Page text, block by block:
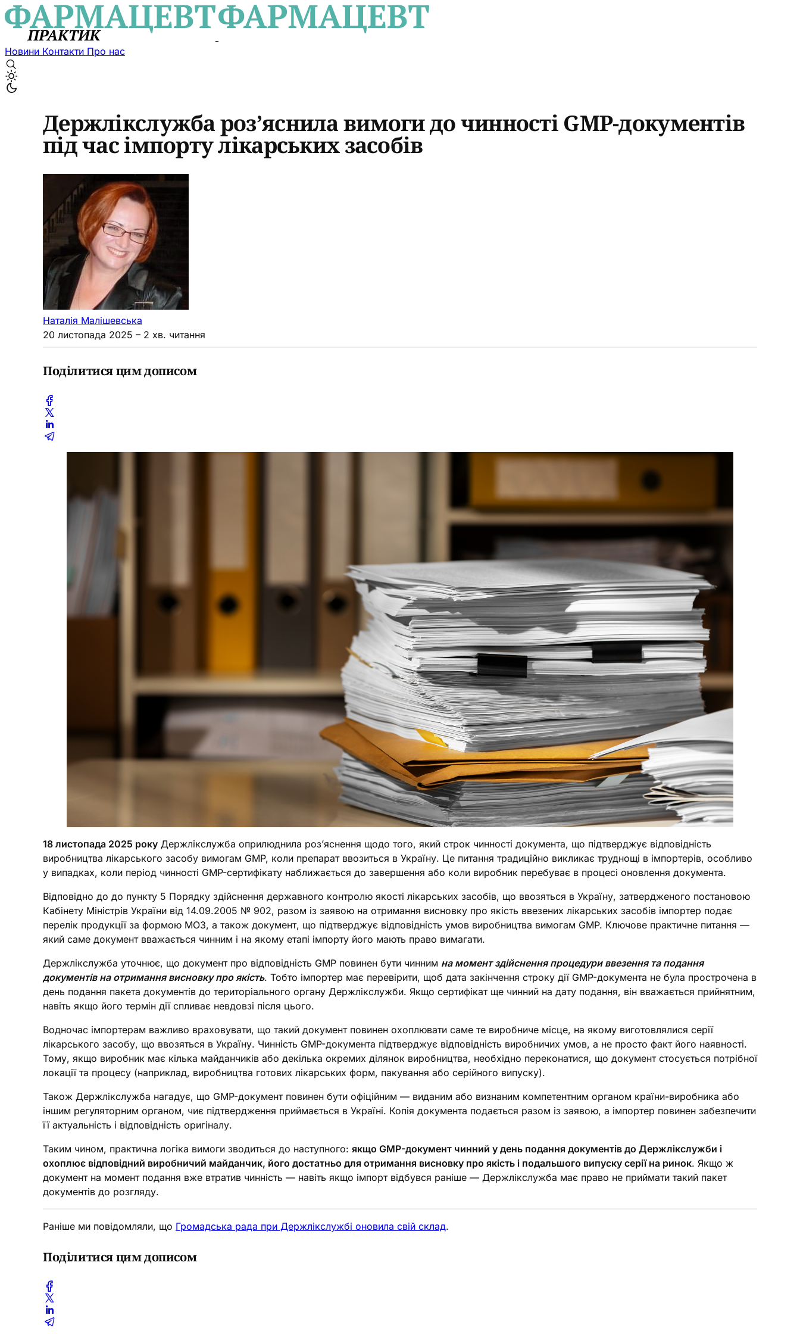
Новини Контакти Про нас
Держлікслужба роз’яснила вимоги до чинності GMP-документів
під час імпорту лікарських засобів
Наталія Малішевська
20 листопада 2025 – 2 хв. читання
Поділитися цим дописом
18 листопада 2025 року Держлікслужба оприлюднила роз’яснення щодо того, який строк чинності документа, що підтверджує відповідність
виробництва лікарського засобу вимогам GMP, коли препарат ввозиться в Україну. Це питання традиційно викликає труднощі в імпортерів, особливо
у випадках, коли період чинності GMP-сертифікату наближається до завершення або коли виробник перебуває в процесі оновлення документа.
Відповідно до до пункту 5 Порядку здійснення державного контролю якості лікарських засобів, що ввозяться в Україну, затвердженого постановою
Кабінету Міністрів України від 14.09.2005 № 902, разом із заявою на отримання висновку про якість ввезених лікарських засобів імпортер подає
перелік продукції за формою МОЗ, а також документ, що підтверджує відповідність умов виробництва вимогам GMP. Ключове практичне питання —
який саме документ вважається чинним і на якому етапі імпорту його мають право вимагати.
Держлікслужба уточнює, що документ про відповідність GMP повинен бути чинним на момент здійснення процедури ввезення та подання
документів на отримання висновку про якість. Тобто імпортер має перевірити, щоб дата закінчення строку дії GMP-документа не була прострочена в
день подання пакета документів до територіального органу Держлікслужби. Якщо сертифікат ще чинний на дату подання, він вважається прийнятним,
навіть якщо його термін дії спливає невдовзі після цього.
Водночас імпортерам важливо враховувати, що такий документ повинен охоплювати саме те виробниче місце, на якому виготовлялися серії
лікарського засобу, що ввозяться в Україну. Чинність GMP-документа підтверджує відповідність виробничих умов, а не просто факт його наявності.
Тому, якщо виробник має кілька майданчиків або декілька окремих ділянок виробництва, необхідно переконатися, що документ стосується потрібної
локації та процесу (наприклад, виробництва готових лікарських форм, пакування або серійного випуску).
Також Держлікслужба нагадує, що GMP-документ повинен бути офіційним — виданим або визнаним компетентним органом країни-виробника або
іншим регуляторним органом, чиє підтвердження приймається в Україні. Копія документа подається разом із заявою, а імпортер повинен забезпечити
її актуальність і відповідність оригіналу.
Таким чином, практична логіка вимоги зводиться до наступного: якщо GMP-документ чинний у день подання документів до Держлікслужби і
охоплює відповідний виробничий майданчик, його достатньо для отримання висновку про якість і подальшого випуску серії на ринок. Якщо ж
документ на момент подання вже втратив чинність — навіть якщо імпорт відбувся раніше — Держлікслужба має право не приймати такий пакет
документів до розгляду.
Раніше ми повідомляли, що Громадська рада при Держлікслужбі оновила свій склад.
Поділитися цим дописом